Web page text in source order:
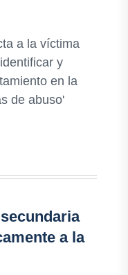
a la víctima
y
en la
de abuso'
a la